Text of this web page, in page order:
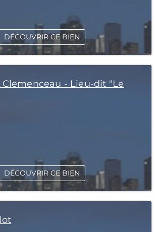
DÉCOUVRIR CE BIEN
Clemenceau - Lieu-dit "Le
DÉCOUVRIR CE BIEN